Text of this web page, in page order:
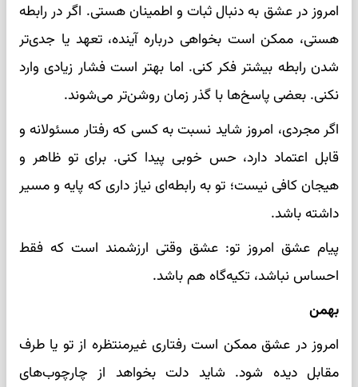
امروز در عشق به دنبال ثبات و اطمینان هستی. اگر در رابطه
هستی، ممکن است بخواهی درباره آینده، تعهد یا جدی‌تر
شدن رابطه بیشتر فکر کنی. اما بهتر است فشار زیادی وارد
نکنی. بعضی پاسخ‌ها با گذر زمان روشن‌تر می‌شوند.
اگر مجردی، امروز شاید نسبت به کسی که رفتار مسئولانه و
قابل اعتماد دارد، حس خوبی پیدا کنی. برای تو ظاهر و
هیجان کافی نیست؛ تو به رابطه‌ای نیاز داری که پایه و مسیر
داشته باشد.
پیام عشق امروز تو: عشق وقتی ارزشمند است که فقط
احساس نباشد، تکیه‌گاه هم باشد.
بهمن
امروز در عشق ممکن است رفتاری غیرمنتظره از تو یا طرف
مقابل دیده شود. شاید دلت بخواهد از چارچوب‌های